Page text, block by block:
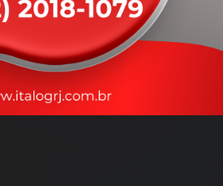
treinados para garantir a máxima
com rastreamento em tempo real.